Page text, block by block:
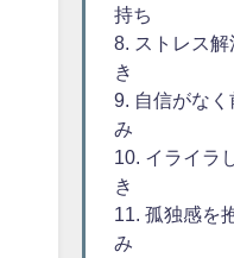
持ち
8. ストレス解
き
9. 自信がな
み
10. イライラ
き
11. 孤独感を
み